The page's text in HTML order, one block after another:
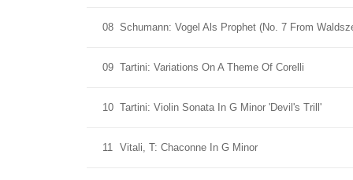
08 Schumann: Vogel Als Prophet (No. 7 From
09 Tartini: Variations On A Theme Of Corelli
10 Tartini: Violin Sonata In G Minor 'Devil's Trill'
11 Vitali, T: Chaconne In G Minor